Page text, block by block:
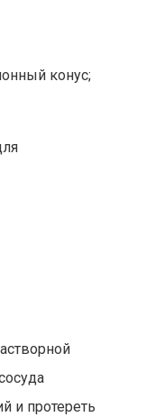
конус;
и протереть